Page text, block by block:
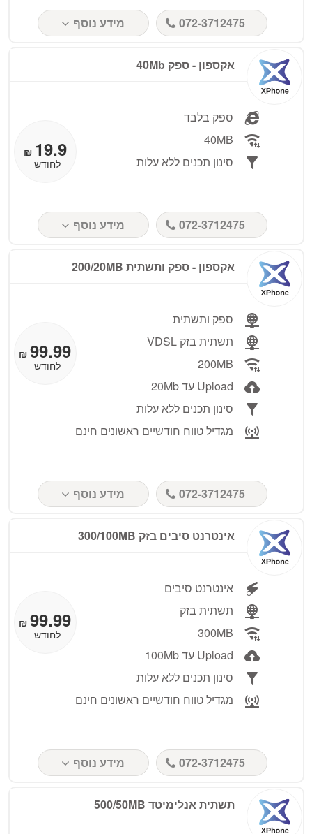
072-3712475 מידע נוסף
אקספון - ספק 40Mb
ספק בלבד
40MB
סינון תכנים ללא עלות
19.9
₪
לחודש
072-3712475 מידע נוסף
אקספון - ספק ותשתית 200/20MB
ספק ותשתית
תשתית בזק VDSL
200MB
Upload עד 20Mb
סינון תכנים ללא עלות
מגדיל טווח חודשיים ראשונים חינם
99.99
₪
לחודש
072-3712475 מידע נוסף
אינטרנט סיבים בזק 300/100MB
אינטרנט סיבים
תשתית בזק
300MB
Upload עד 100Mb
סינון תכנים ללא עלות
מגדיל טווח חודשיים ראשונים חינם
99.99
₪
לחודש
072-3712475 מידע נוסף
תשתית אנלימיטד 500/50MB